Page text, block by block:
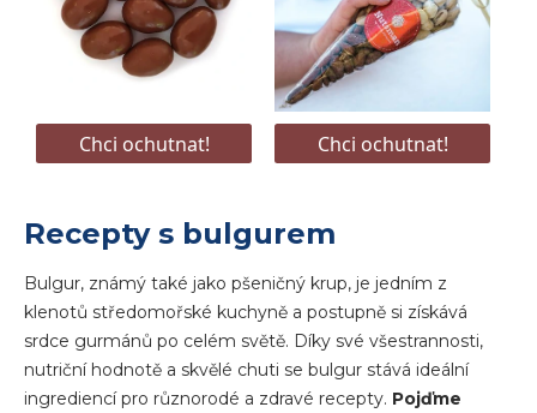
Recepty s bulgurem
Bulgur, známý také jako pšeničný krup, je jedním z
klenotů středomořské kuchyně a postupně si získává
srdce gurmánů po celém světě. Díky své všestrannosti,
nutriční hodnotě a skvělé chuti se bulgur stává ideální
ingrediencí pro různorodé a zdravé recepty. Pojďme